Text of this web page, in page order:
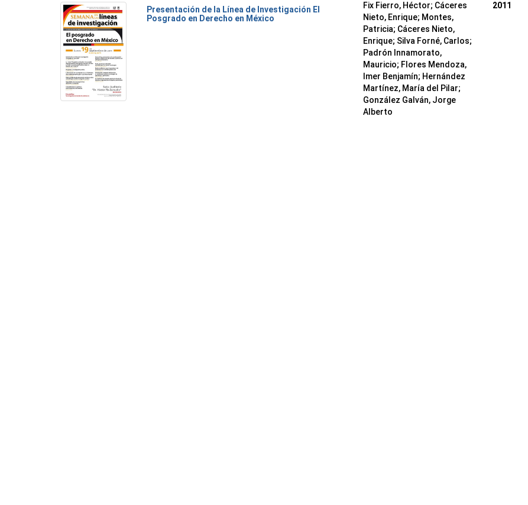
Presentación de la Línea de Investigación El
Posgrado en Derecho en México
Fix Fierro, Héctor; Cáceres
Nieto, Enrique; Montes,
Patricia; Cáceres Nieto,
Enrique; Silva Forné, Carlos;
Padrón Innamorato,
Mauricio; Flores Mendoza,
Imer Benjamín; Hernández
Martínez, María del Pilar;
González Galván, Jorge
Alberto
2011